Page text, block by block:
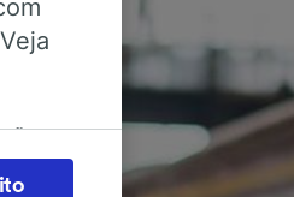
para